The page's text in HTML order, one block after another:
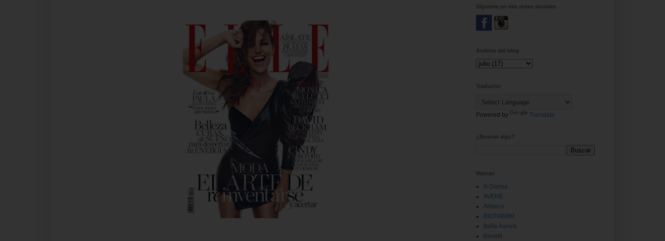
Sígueme en mis redes sociales
Archivo del blog
Traductor
Powered by Translate
¿Buscas algo?
Marcas
A-Derma
AVENE
Artdeco
BIOTHERM
Bella Aurora
Benefit